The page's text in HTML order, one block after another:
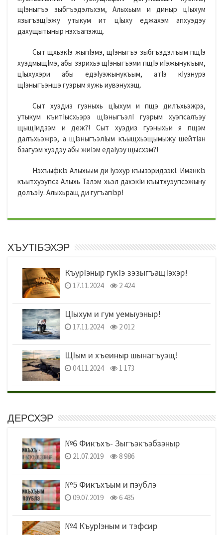
щIэныгъэ зыбгъэдэлъхэм, Алыхьым и диныр цIыхум
языгъэщIэжу утыкум ит цIыху еджахэм апхуэдэу
дахущытыныр нэхъапэжщ.
Сыт щхьэкIэ жыпIэмэ, щIэныгъэ зыбгъэдэлъым пщIэ
хуэдмыщIмэ, абы зэрихьэ щIэныгъэми пщIэ иIэжынукъым,
цIыхухэри абы едэIуэжынукъым, атIэ кIуэнурэ
щIэныгъэншэ гуэрым яужь иувэнухэщ.
Сыт хуэдиз гуэныхь цIыхум и пщэ дилъхьэжрэ,
утыкум къитIысхьэрэ щIэныгъэлI гуэрым хуэпсалъэу
щыщIидзэм и деж?! Сыт хуэдиз гуэныхьи я пщэм
далъхьэжрэ, а щIэныгъэлIым къыщхьэщымыжу шейтIан
бзагуэм хуэдэу абы жиIэм едаIуэу щысхэм?!
НэхъыфкIэ Алыхьым ди Iуэхур къызэридзэкI. ИманкIэ
къытхуэупса Алыхь Талэм хьэл дахэкIи къытхуэупсэжыну
долъэIу. Алыхьращ ди гугъапIэр!
ХЪУТIБЭХЭР
КъурIэныр гукIэ зэзыгъащIэхэр!
17.11.2024 2 424
ЦIыхум и гум уемыуэныр!
17.11.2024 2 012
ЩIым и хъеиныр шынагъуэщ!
04.11.2024 1 173
ДЕРСХЭР
№6 Фикъхъ- Зыгъэкъэбзэныр
21.07.2019 8 986
№5 Фикъхъым и пэублэ
09.07.2019 6 435
№4 КъурIэным и тэфсир